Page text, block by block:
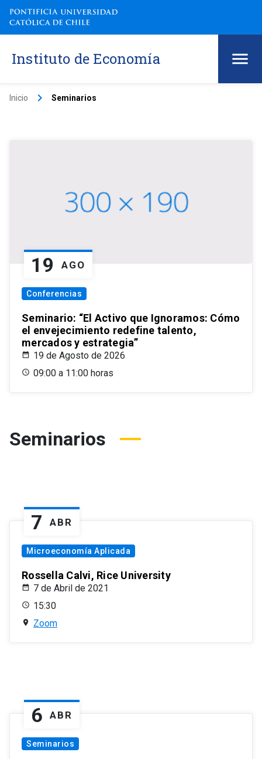
Instituto de Economía
Inicio keyboard_arrow_right Seminarios
19 AGO
Conferencias
Seminario: “El Activo que Ignoramos: Cómo
el envejecimiento redefine talento,
mercados y estrategia”
19 de Agosto de 2026
09:00 a 11:00 horas
Seminarios
7 ABR
Microeconomía Aplicada
Rossella Calvi, Rice University
7 de Abril de 2021
15:30
Zoom
6 ABR
Seminarios